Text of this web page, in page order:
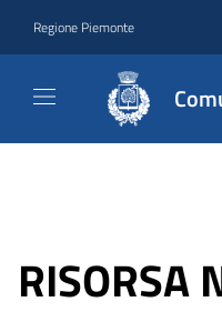
Regione Piemonte
RISORSA